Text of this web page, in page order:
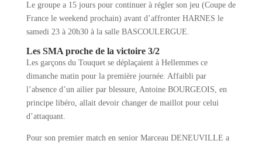
Le groupe a 15 jours pour continuer à régler son jeu (Coupe de
France le weekend prochain) avant d’affronter HARNES le
samedi 23 à 20h30 à la salle BASCOULERGUE.
Les SMA proche de la victoire 3/2
Les garçons du Touquet se déplaçaient à Hellemmes ce
dimanche matin pour la première journée. Affaibli par
l’absence d’un ailier par blessure, Antoine BOURGEOIS, en
principe libéro, allait devoir changer de maillot pour celui
d’attaquant.
Pour son premier match en senior Marceau DENEUVILLE a